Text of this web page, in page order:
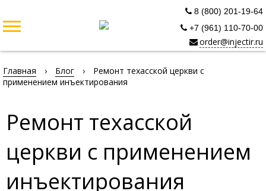
8 (800) 201-19-64
+7 (961) 110-70-00
order@injectir.ru
Главная › Блог ›
Ремонт техасской церкви с
применением инъектирования
Ремонт техасской
церкви с применением
инъектирования